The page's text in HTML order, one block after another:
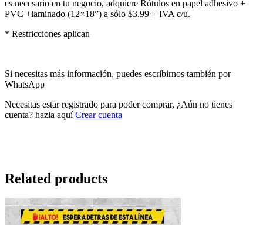
es necesario en tu negocio, adquiere Rótulos en papel adhesivo +
PVC +laminado (12×18”) a sólo $3.99 + IVA c/u.
* Restricciones aplican
Si necesitas más información, puedes escribirnos también por
WhatsApp
Necesitas estar registrado para poder comprar, ¿Aún no tienes
cuenta? hazla aquíCrear cuenta
Related products